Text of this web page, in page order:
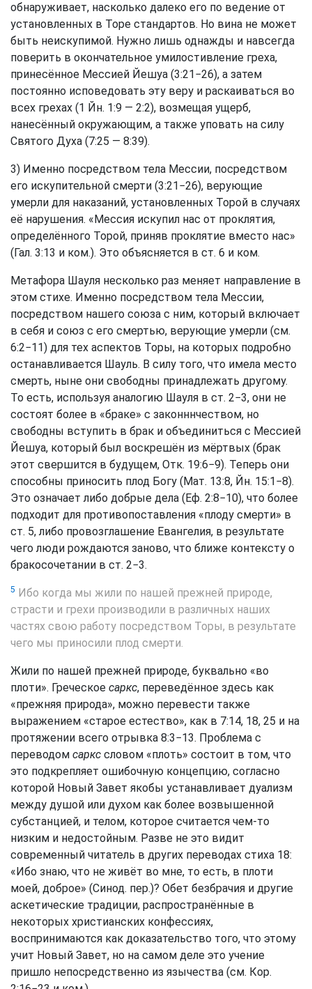
обнаруживает, насколько далеко его по ведение от
установленных в Торе стандартов. Но вина не может
быть неискупимой. Нужно лишь однажды и навсегда
поверить в окончательное умилостивление греха,
принесённое Мессией Йешуа (3:21−26), а затем
постоянно исповедовать эту веру и раскаиваться во
всех грехах (1 Йн. 1:9 — 2:2), возмещая ущерб,
нанесённый окружающим, а также уповать на силу
Святого Духа (7:25 — 8:39).
3) Именно посредством тела Мессии, посредством
его искупительной смерти (3:21−26), верующие
умерли для наказаний, установленных Торой в случаях
её нарушения. «Мессия искупил нас от проклятия,
определённого Торой, приняв проклятие вместо нас»
(Гал. 3:13 и ком.). Это объясняется в ст. 6 и ком.
Метафора Шауля несколько раз меняет направление в
этом стихе. Именно посредством тела Мессии,
посредством нашего союза с ним, который включает
в себя и союз с его смертью, верующие умерли (см.
6:2−11) для тех аспектов Торы, на которых подробно
останавливается Шауль. В силу того, что имела место
смерть, ныне они свободны принадлежать другому.
То есть, используя аналогию Шауля в ст. 2−3, они не
состоят более в «браке» с законннчеством, но
свободны вступить в брак и объединиться с Мессией
Йешуа, который был воскрешён из мёртвых (брак
этот свершится в будущем, Отк. 19:6−9). Теперь они
способны приносить плод Богу (Мат. 13:8, Йн. 15:1−8).
Это означает либо добрые дела (Еф. 2:8−10), что более
подходит для противопоставления «плоду смерти» в
ст. 5, либо провозглашение Евангелия, в результате
чего люди рождаются заново, что ближе контексту о
бракосочетании в ст. 2−3.
5 Ибо когда мы жили по нашей прежней природе,
страсти и грехи производили в различных наших
частях свою работу посредством Торы, в результате
чего мы приносили плод смерти.
Жили по нашей прежней природе, буквально «во
плоти». Греческое саркс, переведённое здесь как
«прежняя природа», можно перевести также
выражением «старое естество», как в 7:14, 18, 25 и на
протяжении всего отрывка 8:3−13. Проблема с
переводом саркс словом «плоть» состоит в том, что
это подкрепляет ошибочную концепцию, согласно
которой Новый Завет якобы устанавливает дуализм
между душой или духом как более возвышенной
субстанцией, и телом, которое считается чем-то
низким и недостойным. Разве не это видит
современный читатель в других переводах стиха 18:
«Ибо знаю, что не живёт во мне, то есть, в плоти
моей, доброе» (Синод. пер.)? Обет безбрачия и другие
аскетические традиции, распространённые в
некоторых христианских конфессиях,
воспринимаются как доказательство того, что этому
учит Новый Завет, но на самом деле это учение
пришло непосредственно из язычества (см. Кор.